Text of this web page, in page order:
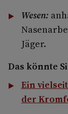
Wesen:
Jäger.
Das könnte
Ein
der